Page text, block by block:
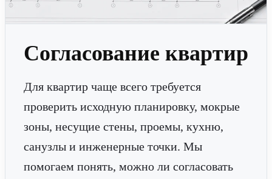
Согласование квартир
Для квартир чаще всего требуется
проверить исходную планировку, мокрые
зоны, несущие стены, проемы, кухню,
санузлы и инженерные точки. Мы
помогаем понять, можно ли согласовать